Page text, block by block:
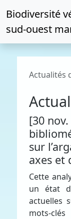
Biodiversité
sud-ouest
Actualités
[30
sur
axes et
Cette
un état
actuelles
mots-